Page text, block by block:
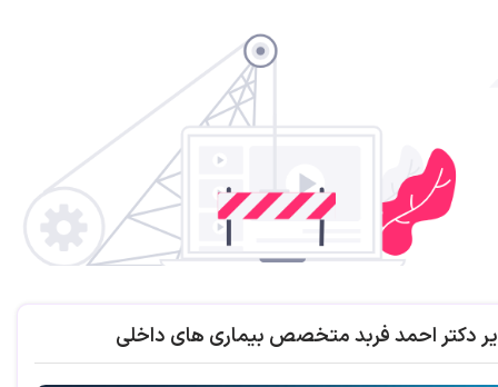
دکتر احمد فربد متخصص بیماری های داخلی